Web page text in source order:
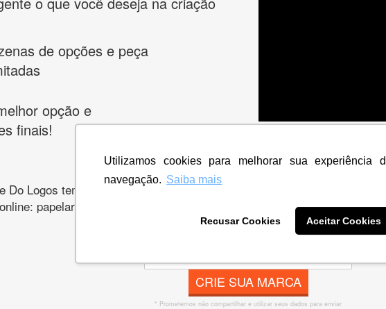
Utilizamos cookies para melhorar sua experiência
navegação. Saiba mais
Recusar Cookies Aceitar Cookies
de opções e peça
opção e
finais!
Do Logos temos os melhores designers de logotipos online para criar a
papelaria, banner, cartão de visita, folder, flyer, website e muito
CRIE SUA MARCA
* Prometemos não compartilhar e utilizar seus dados para enviar